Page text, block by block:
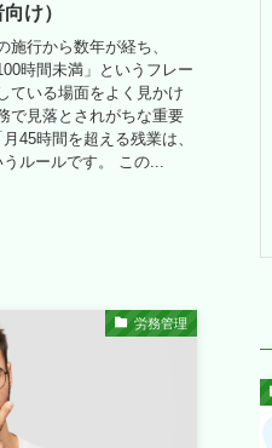
け）
施行から数年が経ち、
時間未満」というフレー
ている場面をよく見かけ
で見落とされがちな重要
45時間を超える残業は、
ルールです。 この...
労務管理